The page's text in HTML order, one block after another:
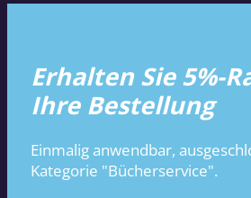
Erhalten Sie 5%-
Ihre Bestellung
Einmalig anwendbar,
Kategorie "Bücherservice".